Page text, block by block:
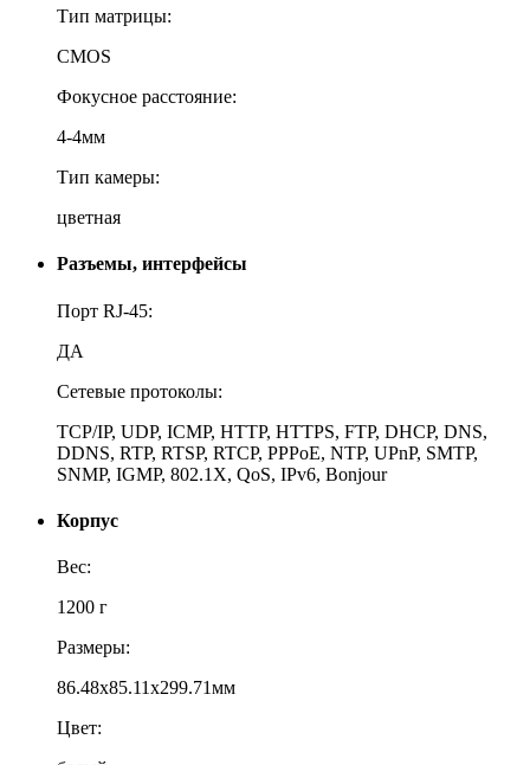
Тип матрицы:
CMOS
Фокусное расстояние:
4-4мм
Тип камеры:
цветная
Разъемы, интерфейсы
Порт RJ-45:
ДА
Сетевые протоколы:
TCP/IP, UDP, ICMP, HTTP, HTTPS, FTP, DHCP, DNS,
DDNS, RTP, RTSP, RTCP, PPPoE, NTP, UPnP, SMTP,
SNMP, IGMP, 802.1X, QoS, IPv6, Bonjour
Корпус
Вес:
1200 г
Размеры:
86.48x85.11x299.71мм
Цвет: